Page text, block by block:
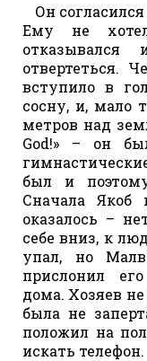
Он
Ему не
отвертеться.
вступило в
сосну, и, мало
метров над
God!» – он
был и
Сначала Якоб
оказалось –
себе вниз, к
упал, но
прислонил
дома. Хозяев
была не
положил на
искать телефон.